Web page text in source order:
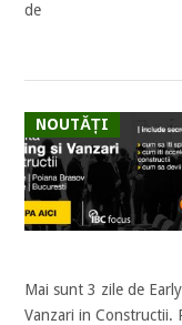
de
NOUTĂȚI
Mai sunt 3 zile de
Vanzari in Constructii.